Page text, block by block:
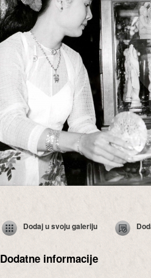
Dodaj u svoju galeriju
Dodatne informacije